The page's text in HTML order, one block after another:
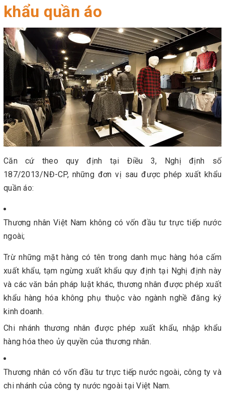
khẩu quần áo
Căn cứ theo quy định tại Điều 3, Nghị định số
187/2013/NĐ-CP, những đơn vị sau được phép xuất khẩu
quần áo:
Thương nhân Việt Nam không có vốn đầu tư trực tiếp nước
ngoài;
Trừ những mặt hàng có tên trong danh mục hàng hóa cấm
xuất khẩu, tạm ngừng xuất khẩu quy định tại Nghị định này
và các văn bản pháp luật khác, thương nhân được phép xuất
khẩu hàng hóa không phụ thuộc vào ngành nghề đăng ký
kinh doanh.
Chi nhánh thương nhân được phép xuất khẩu, nhập khẩu
hàng hóa theo ủy quyền của thương nhân.
Thương nhân có vốn đầu tư trực tiếp nước ngoài, công ty và
chi nhánh của công ty nước ngoài tại Việt Nam.